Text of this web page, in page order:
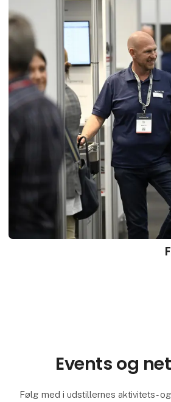
Events og
Følg med i udstillernes aktivitets-